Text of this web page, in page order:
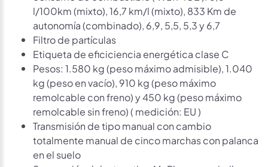
l/100km (mixto), 16,7 km/l (mixto), 833 Km de
autonomía (combinado), 6,9, 5,5, 5,3 y 6,7
Filtro de partículas
Etiqueta de eficiciencia energética clase C
Pesos: 1.580 kg (peso máximo admisible), 1.040
kg (peso en vacío), 910 kg (peso máximo
remolcable con freno) y 450 kg (peso máximo
remolcable sin freno) ( medición: EU )
Transmisión de tipo manual con cambio
totalmente manual de cinco marchas con palanca
en el suelo